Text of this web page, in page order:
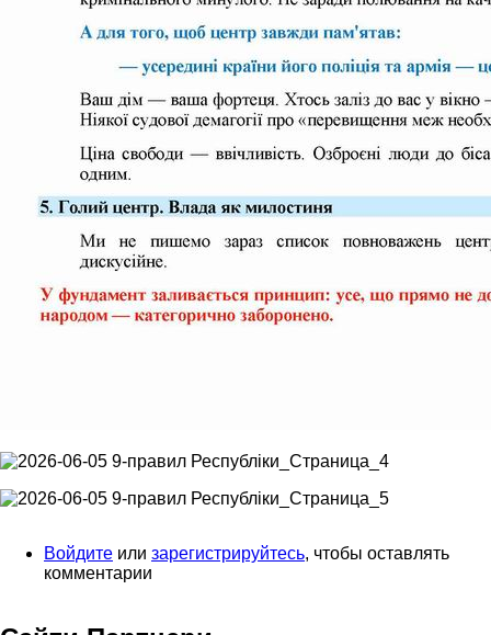
Войдите или зарегистрируйтесь, чтобы оставлять
комментарии